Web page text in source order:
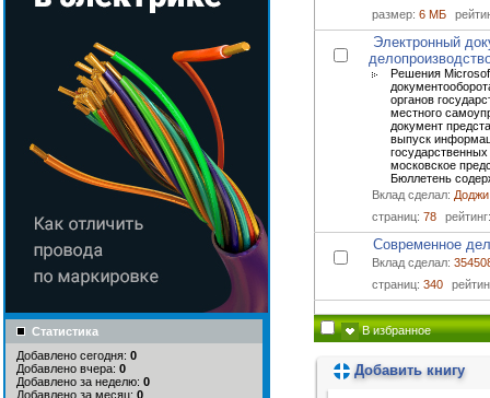
Статистика
Добавлено сегодня: 0
Добавлено вчера: 0
Добавлено за неделю: 0
Добавлено за месяц: 0
размер: 6 МБ
Электронный
Решения
органов
местного
документ
выпуск
московское
Бюллетень
Вклад сделал: Доджи
страниц: 78
Современное
Вклад сделал:
страниц: 340
В избранное
Добавить книгу